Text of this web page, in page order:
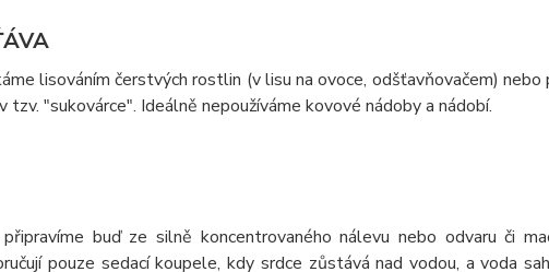
lisováním čerstvých rostlin (v lisu na ovoce, odšťavňovačem)
tzv. "sukovárce". Ideálně nepoužíváme kovové nádoby a nádobí.
buď ze silně koncentrovaného nálevu nebo odvaru či
pouze sedací koupele, kdy srdce zůstává nad vodou, a voda